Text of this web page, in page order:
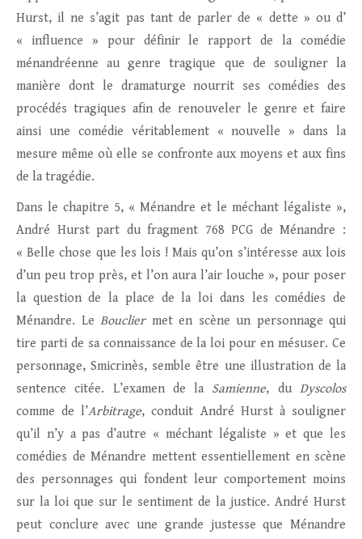
Hurst, il ne s’agit pas tant de parler de « dette » ou d’
« influence » pour définir le rapport de la comédie
ménandréenne au genre tragique que de souligner la
manière dont le dramaturge nourrit ses comédies des
procédés tragiques afin de renouveler le genre et faire
ainsi une comédie véritablement « nouvelle » dans la
mesure même où elle se confronte aux moyens et aux fins
de la tragédie.
Dans le chapitre 5, « Ménandre et le méchant légaliste »,
André Hurst part du fragment 768 PCG de Ménandre :
« Belle chose que les lois ! Mais qu’on s’intéresse aux lois
d’un peu trop près, et l’on aura l’air louche », pour poser
la question de la place de la loi dans les comédies de
Ménandre. Le Boucliermet en scène un personnage qui
tire parti de sa connaissance de la loi pour en mésuser. Ce
personnage, Smicrinès, semble être une illustration de la
sentence citée. L’examen de la Samienne, duDyscolos
comme de l’Arbitrage, conduit André Hurst à souligner
qu’il n’y a pas d’autre « méchant légaliste » et que les
comédies de Ménandre mettent essentiellement en scène
des personnages qui fondent leur comportement moins
sur la loi que sur le sentiment de la justice. André Hurst
peut conclure avec une grande justesse que Ménandre